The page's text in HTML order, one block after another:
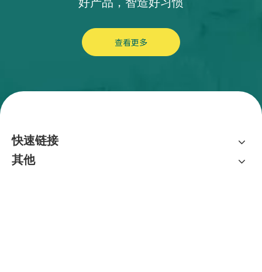
查看更多
快速链接
其他